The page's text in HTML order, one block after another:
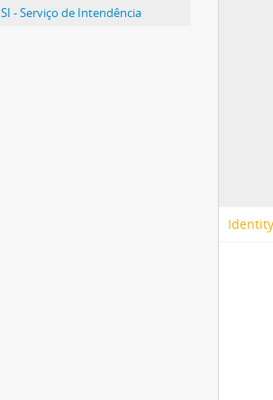
SI - Serviço de Intendência